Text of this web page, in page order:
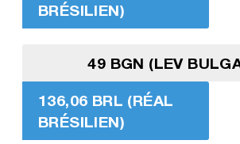
BRÉSILIEN)
49 BGN (LEV
136,06 BRL (RÉAL
BRÉSILIEN)